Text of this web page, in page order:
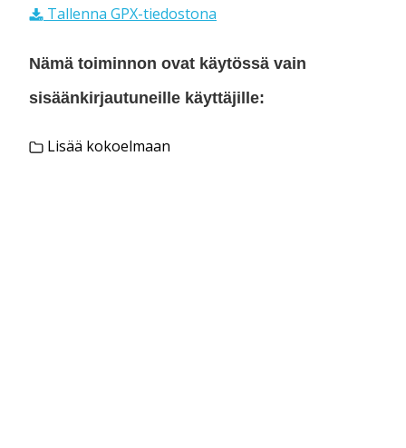
Tallenna GPX-tiedostona
Nämä toiminnon ovat käytössä vain
sisäänkirjautuneille käyttäjille:
Lisää kokoelmaan